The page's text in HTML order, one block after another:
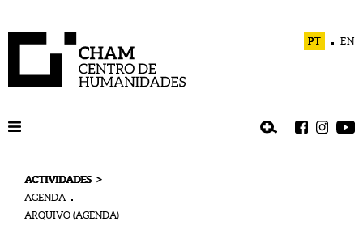
PT EN
ACTIVIDADES >
AGENDA
ARQUIVO (AGENDA)